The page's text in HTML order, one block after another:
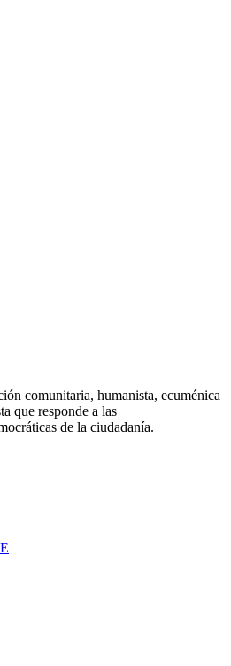
comunitaria, humanista, ecuménica
que responde a las
de la ciudadanía.